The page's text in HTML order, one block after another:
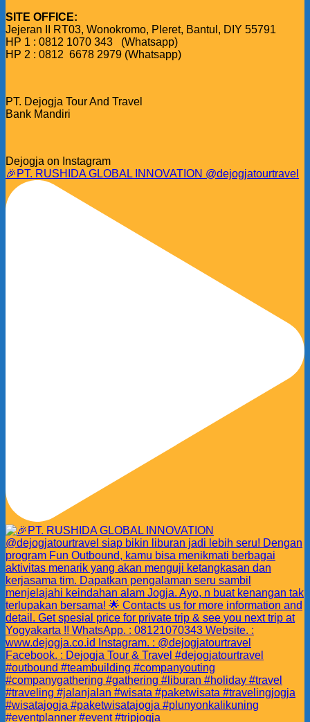
SITE OFFICE:
Jejeran II RT03, Wonokromo, Pleret, Bantul, DIY 55791
HP 1 : 0812 1070 343 (Whatsapp)
HP 2 : 0812 6678 2979 (Whatsapp)
PT. Dejogja Tour And Travel
Bank Mandiri
Dejogja on Instagram
🎉PT. RUSHIDA GLOBAL INNOVATION @dejogjatourtravel